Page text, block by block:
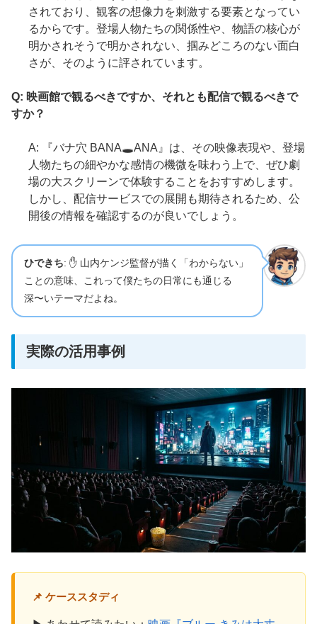
されており、観客の想像力を刺激する要素となってい
るからです。登場人物たちの関係性や、物語の核心が
明かされそうで明かされない、掴みどころのない面白
さが、そのように評されています。
Q: 映画館で観るべきですか、それとも配信で観るべきで
すか？
A: 『バナ穴 BANA🕳️ANA』は、その映像表現や、登場
人物たちの細やかな感情の機微を味わう上で、ぜひ劇
場の大スクリーンで体験することをおすすめします。
しかし、配信サービスでの展開も期待されるため、公
開後の情報を確認するのが良いでしょう。
ひできち: ✋ 山内ケンジ監督が描く「わからない」
ことの意味、これって僕たちの日常にも通じる
深〜いテーマだよね。
実際の活用事例
📌 ケーススタディ